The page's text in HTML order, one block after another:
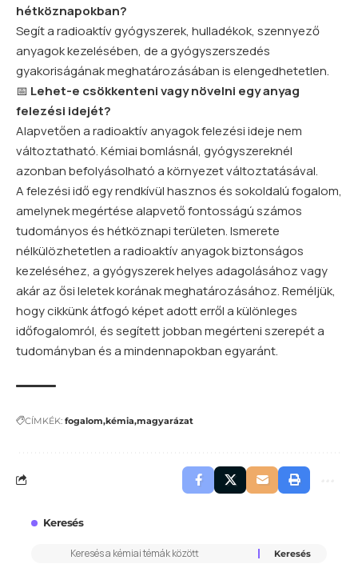
hétköznapokban?
Segít a radioaktív gyógyszerek, hulladékok, szennyező
anyagok kezelésében, de a gyógyszerszedés
gyakoriságának meghatározásában is elengedhetetlen.
📅 Lehet-e csökkenteni vagy növelni egy anyag
felezési idejét?
Alapvetően a radioaktív anyagok felezési ideje nem
változtatható. Kémiai bomlásnál, gyógyszereknél
azonban befolyásolható a környezet változtatásával.
A felezési idő egy rendkívül hasznos és sokoldalú fogalom,
amelynek megértése alapvető fontosságú számos
tudományos és hétköznapi területen. Ismerete
nélkülözhetetlen a radioaktív anyagok biztonságos
kezeléséhez, a gyógyszerek helyes adagolásához vagy
akár az ősi leletek korának meghatározásához. Reméljük,
hogy cikkünk átfogó képet adott erről a különleges
időfogalomról, és segített jobban megérteni szerepét a
tudományban és a mindennapokban egyaránt.
CÍMKÉK: fogalom kémia magyarázat
Keresés